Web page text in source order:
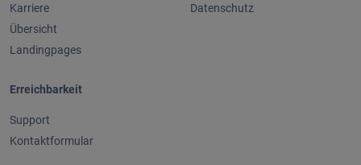
Karriere
Übersicht
Landingpages
Datenschutz
Erreichbarkeit
Support
Kontaktformular